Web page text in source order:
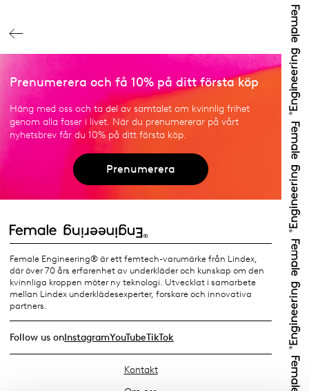
Prenumerera och få 10% på ditt första köp
Häng med oss och ta del av samtalet om kvinnlig frihet
genom alla faser i livet. När du prenumererar på vårt
nyhetsbrev får du 10% på ditt första köp.
Prenumerera
Female Engineering® är ett femtech-varumärke från Lindex,
där över 70 års erfarenhet av underkläder och kunskap om den
kvinnliga kroppen möter ny teknologi. Utvecklat i samarbete
mellan Lindex underklädesexperter, forskare och innovativa
partners.
Follow us onInstagramYouTubeTikTok
Kontakt